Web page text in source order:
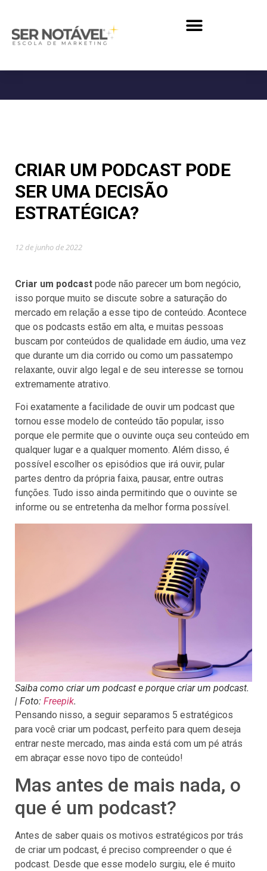
CRIAR UM PODCAST PODE
SER UMA DECISÃO
ESTRATÉGICA?
12 de junho de 2022
Criar um podcast pode não parecer um bom negócio,
isso porque muito se discute sobre a saturação do
mercado em relação a esse tipo de conteúdo. Acontece
que os podcasts estão em alta, e muitas pessoas
buscam por conteúdos de qualidade em áudio, uma vez
que durante um dia corrido ou como um passatempo
relaxante, ouvir algo legal e de seu interesse se tornou
extremamente atrativo.
Foi exatamente a facilidade de ouvir um podcast que
tornou esse modelo de conteúdo tão popular, isso
porque ele permite que o ouvinte ouça seu conteúdo em
qualquer lugar e a qualquer momento. Além disso, é
possível escolher os episódios que irá ouvir, pular
partes dentro da própria faixa, pausar, entre outras
funções. Tudo isso ainda permitindo que o ouvinte se
informe ou se entretenha da melhor forma possível.
Saiba como criar um podcast e porque criar um podcast.
| Foto: Freepik.
Pensando nisso, a seguir separamos 5 estratégicos
para você criar um podcast, perfeito para quem deseja
entrar neste mercado, mas ainda está com um pé atrás
em abraçar esse novo tipo de conteúdo!
Mas antes de mais nada, o
que é um podcast?
Antes de saber quais os motivos estratégicos por trás
de criar um podcast, é preciso compreender o que é
podcast. Desde que esse modelo surgiu, ele é muito